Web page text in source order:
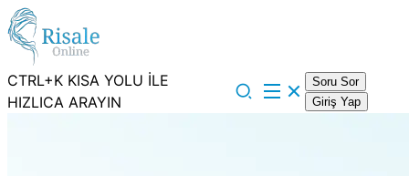
CTRL+K KISA YOLU İLE
HIZLICA ARAYIN
Soru Sor
Giriş Yap